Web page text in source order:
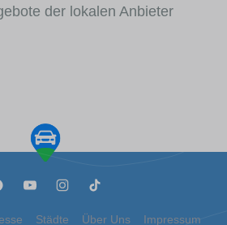
der lokalen Anbieter
Städte Über Uns Impressum